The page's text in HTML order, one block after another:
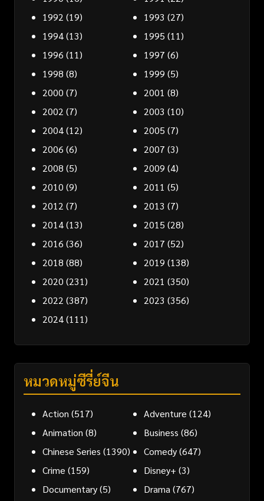
1992 (19) 1993 (27)
1994(13) 1995 (11)
1996 (11) 1997 (6)
1998 (8) 1999 (5)
2000 (7) 2001 (8)
2002 (7) 2003 (10)
2004(12) 2005 (7)
2006 (6) 2007 (3)
2008 (5) 2009 (4)
2010 (9) 2011 (5)
2012 (7) 2013 (7)
2014(13) 2015 (28)
2016 (36) 2017 (52)
2018 (88) 2019 (138)
2020 (231) 2021 (350)
2022 (387) 2023 (356)
2024(111)
หมวดหมู่ซีรี่ย์จีน
Action (517) Adventure (124)
Animation (8) Business (86)
Chinese Series (1390) Comedy(647)
Crime (159) Disney+ (3)
Documentary(5) Drama (767)